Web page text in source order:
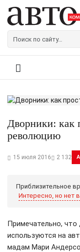
Дворники: как
революцию
15 июля 2016 2 132
Приблизительное
Интересно, но нет
Примечательно,
используются на
мадам Мари